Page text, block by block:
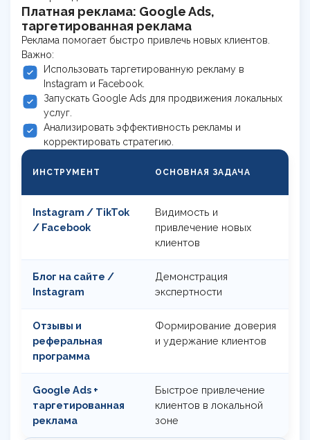
Платная реклама: Google Ads,
таргетированная реклама
Реклама помогает быстро привлечь новых клиентов.
Важно:
Использовать таргетированную рекламу в
Instagram и Facebook.
Запускать Google Ads для продвижения локальных
услуг.
Анализировать эффективность рекламы и
корректировать стратегию.
ИНСТРУМЕНТ ОСНОВНАЯ ЗАДАЧА
Instagram / TikTok
/ Facebook
Видимость и
привлечение новых
клиентов
Блог на сайте /
Instagram
Демонстрация
экспертности
Отзывы и
реферальная
программа
Формирование доверия
и удержание клиентов
Google Ads +
таргетированная
реклама
Быстрое привлечение
клиентов в локальной
зоне